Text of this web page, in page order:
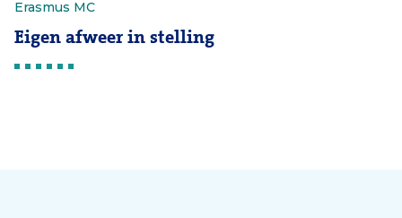
Erasmus MC
Eigen afweer in stelling